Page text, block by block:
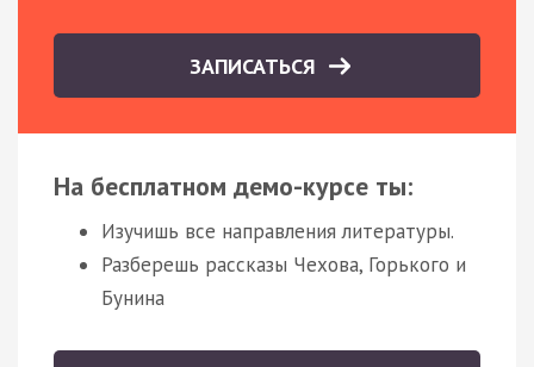
ЗАПИСАТЬСЯ
На бесплатном демо-курсе ты:
Изучишь все направления литературы.
Разберешь рассказы Чехова, Горького и
Бунина